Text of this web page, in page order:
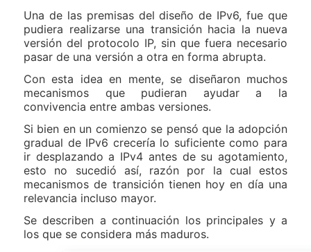
Una de las premisas del diseño de IPv6, fue que
pudiera realizarse una transición hacia la nueva
versión del protocolo IP, sin que fuera necesario
pasar de una versión a otra en forma abrupta.
Con esta idea en mente, se diseñaron muchos
mecanismos que pudieran ayudar a la
convivencia entre ambas versiones.
Si bien en un comienzo se pensó que la adopción
gradual de IPv6 crecería lo suficiente como para
ir desplazando a IPv4 antes de su agotamiento,
esto no sucedió así, razón por la cual estos
mecanismos de transición tienen hoy en día una
relevancia incluso mayor.
Se describen a continuación los principales y a
los que se considera más maduros.